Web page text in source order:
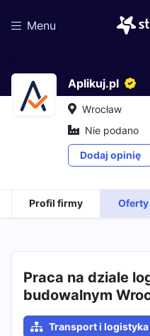
Menu
Aplikuj.pl
Wrocław
Nie podano
Dodaj opinię
Profil firmy Oferty
Praca na dziale
budowalnym
Transport i logistyka